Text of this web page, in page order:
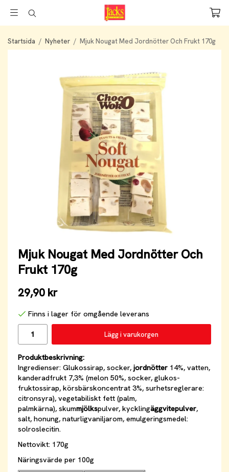
Startsida / Nyheter / Mjuk Nougat Med Jordnötter Och Frukt 170g
Mjuk Nougat Med Jordnötter Och
Frukt 170g
29,90 kr
Finns i lager för omgående leverans
Lägg i varukorgen
Produktbeskrivning:
Ingredienser: Glukossirap, socker, jordnötter 14%, vatten,
kanderadfrukt 7,3% (melon 50%, socker, glukos-
fruktossirap, körsbärskoncentrat 3%, surhetsreglerare:
citronsyra), vegetabiliskt fett (palm,
palmkärna), skummjölkspulver, kycklingäggvitepulver,
salt, honung, naturligvaniljarom, emulgeringsmedel:
solroslecitin.
Nettovikt: 170g
Näringsvärde per 100g